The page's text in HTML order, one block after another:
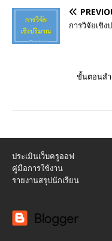
การวิจัยเชิ
ขั้นตอนสํา
ประเมินเว็บครูออฟ
คู่มือการใช้งาน
รายงานสรุปนักเรียน